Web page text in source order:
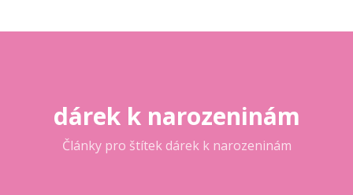
dárek k narozeninám
Články pro štítek dárek k narozeninám